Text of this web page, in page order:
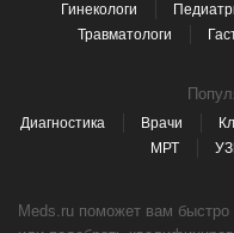
Гинекологи
Травматологи
Диагностика Врачи
МРТ
Meds.ru поможет вам быстро